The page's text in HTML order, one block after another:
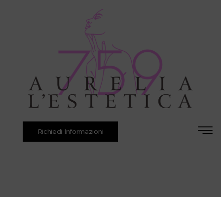
Richiedi Informazioni